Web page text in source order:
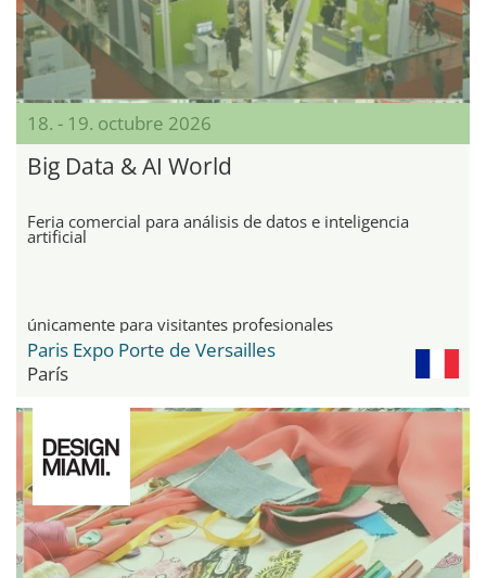
18. - 19. octubre 2026
Big Data & AI World
Feria comercial para análisis de datos e inteligencia
artificial
únicamente para visitantes profesionales
Paris Expo Porte de Versailles
París